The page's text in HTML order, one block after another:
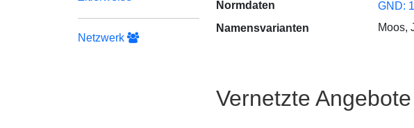
Netzwerk
Normdaten
GND:
Namensvarianten
Moos,
Vernetzte Angebote